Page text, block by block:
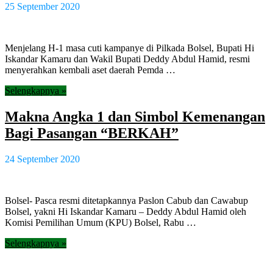
25 September 2020
Menjelang H-1 masa cuti kampanye di Pilkada Bolsel, Bupati Hi
Iskandar Kamaru dan Wakil Bupati Deddy Abdul Hamid, resmi
menyerahkan kembali aset daerah Pemda …
Selengkapnya »
Makna Angka 1 dan Simbol Kemenangan
Bagi Pasangan “BERKAH”
24 September 2020
Bolsel- Pasca resmi ditetapkannya Paslon Cabub dan Cawabup
Bolsel, yakni Hi Iskandar Kamaru – Deddy Abdul Hamid oleh
Komisi Pemilihan Umum (KPU) Bolsel, Rabu …
Selengkapnya »